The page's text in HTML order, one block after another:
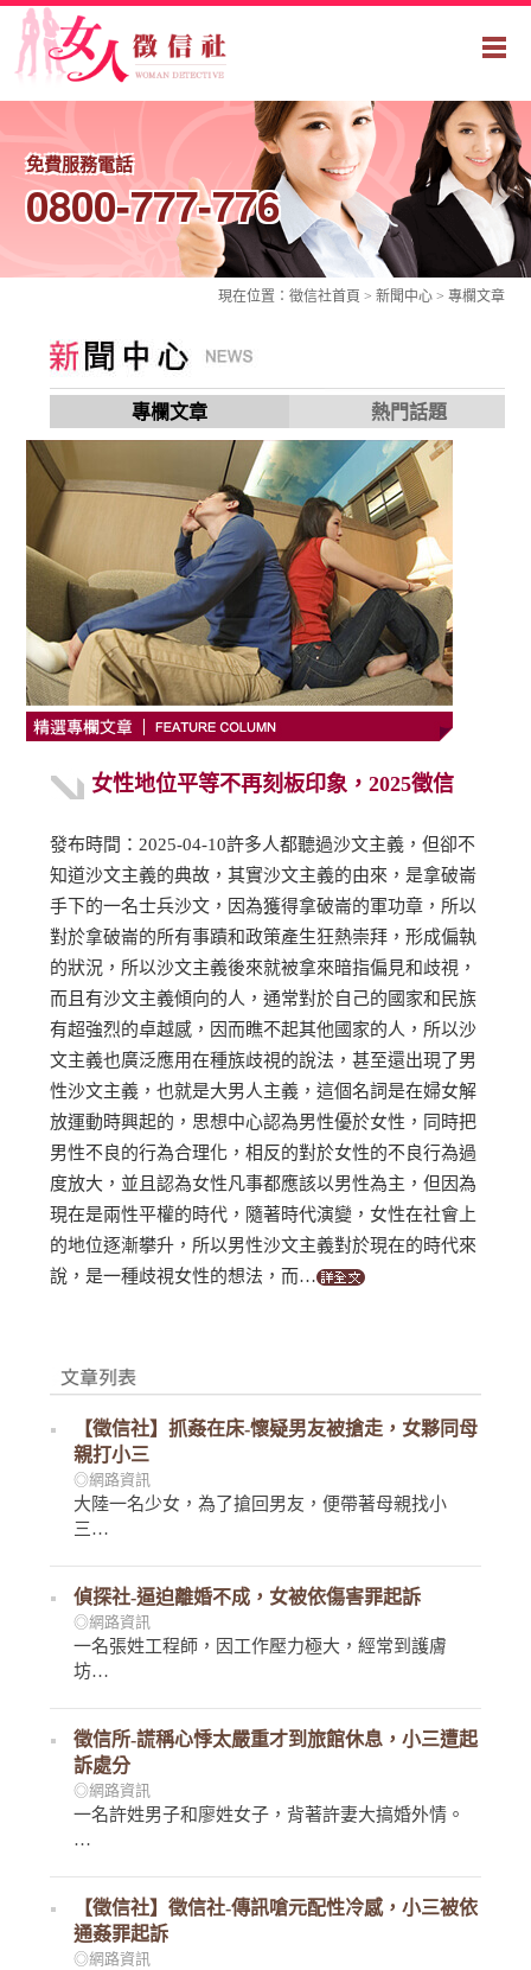
免費服務電話
0800-777-776
現在位置： 徵信社首頁 > 新聞中心 > 專欄文章
專欄文章 熱門話題
女性地位平等不再刻板印象，2025徵信
發布時間：2025-04-10許多人都聽過沙文主義，但卻不
知道沙文主義的典故，其實沙文主義的由來，是拿破崙
手下的一名士兵沙文，因為獲得拿破崙的軍功章，所以
對於拿破崙的所有事蹟和政策產生狂熱崇拜，形成偏執
的狀況，所以沙文主義後來就被拿來暗指偏見和歧視，
而且有沙文主義傾向的人，通常對於自己的國家和民族
有超強烈的卓越感，因而瞧不起其他國家的人，所以沙
文主義也廣泛應用在種族歧視的說法，甚至還出現了男
性沙文主義，也就是大男人主義，這個名詞是在婦女解
放運動時興起的，思想中心認為男性優於女性，同時把
男性不良的行為合理化，相反的對於女性的不良行為過
度放大，並且認為女性凡事都應該以男性為主，但因為
現在是兩性平權的時代，隨著時代演變，女性在社會上
的地位逐漸攀升，所以男性沙文主義對於現在的時代來
說，是一種歧視女性的想法，而…
【徵信社】抓姦在床-懷疑男友被搶走，女夥同母
親打小三
◎網路資訊
大陸一名少女，為了搶回男友，便帶著母親找小
三…
偵探社-逼迫離婚不成，女被依傷害罪起訴
◎網路資訊
一名張姓工程師，因工作壓力極大，經常到護膚
坊…
徵信所-謊稱心悸太嚴重才到旅館休息，小三遭起
訴處分
◎網路資訊
一名許姓男子和廖姓女子，背著許妻大搞婚外情。
…
【徵信社】徵信社-傳訊嗆元配性冷感，小三被依
通姦罪起訴
◎網路資訊